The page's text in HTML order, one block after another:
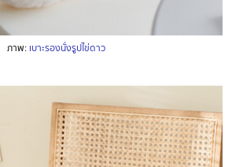
ภาพ: เบาะรองนั่งรูปไข่ดาว